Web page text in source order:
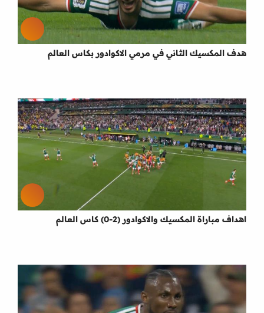
هدف المكسيك الثاني في مرمي الاكوادور بكاس العالم
اهداف مباراة المكسيك والاكوادور (2-0) كاس العالم